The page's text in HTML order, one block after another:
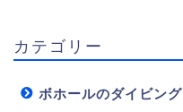
カテゴリー
ボホールのダイビング